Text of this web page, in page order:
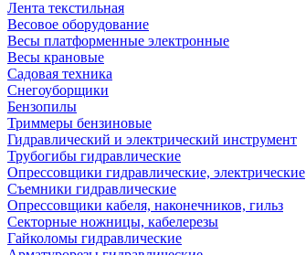
Лента текстильная
Весовое оборудование
Весы платформенные электронные
Весы крановые
Садовая техника
Снегоуборщики
Бензопилы
Триммеры бензиновые
Гидравлический и электрический инструмент
Трубогибы гидравлические
Опрессовщики гидравлические, электрические
Съемники гидравлические
Опрессовщики кабеля, наконечников, гильз
Секторные ножницы, кабелерезы
Гайколомы гидравлические